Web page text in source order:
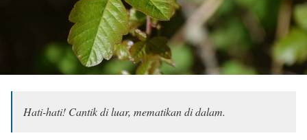
Hati-hati! Cantik di luar, mematikan di dalam.